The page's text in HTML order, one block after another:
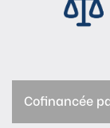
Cofinancée